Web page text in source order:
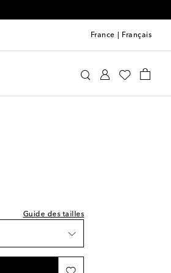
France Français
Guide des tailles